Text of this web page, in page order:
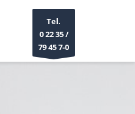
Tel.
0 22 35 /
79 45 7-0